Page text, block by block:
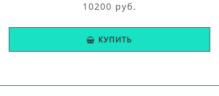
10200 руб.
КУПИТЬ